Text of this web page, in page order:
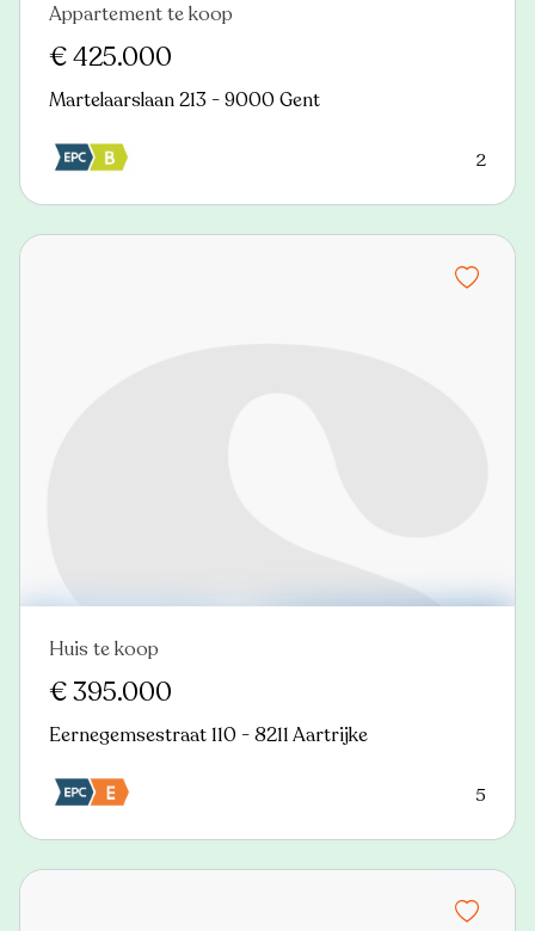
Nieuw
Appartement te koop
€ 425.000
Martelaarslaan 213 - 9000 Gent
2
Nieuw
Huis te koop
€ 395.000
Eernegemsestraat 110 - 8211 Aartrijke
5